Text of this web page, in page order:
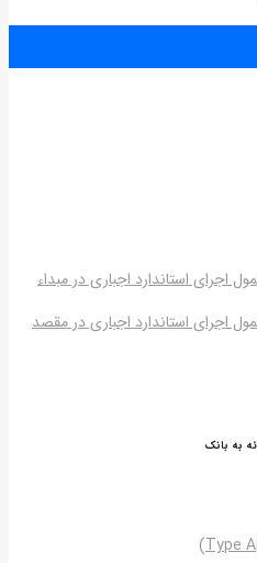
اجرای استاندارد اجباری در مبداء
اجرای استاندارد اجباری در مقصد
به بانک